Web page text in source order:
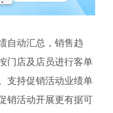
动汇总，销售趋
门店及店员进行客单
支持促销活动业绩单
销活动开展更有据可